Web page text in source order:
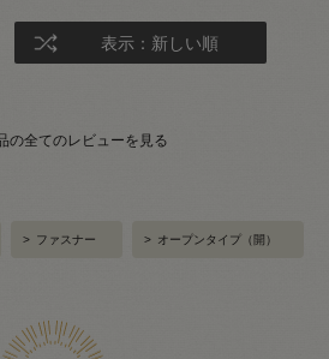
表示：新しい順
の全てのレビューを見る
> ファスナー > オープンタイプ（開）